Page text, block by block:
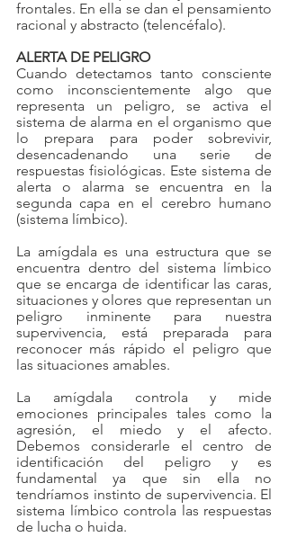
frontales. En ella se dan el pensamiento
racional y abstracto (telencéfalo).
ALERTA DE PELIGRO
Cuando detectamos tanto consciente
como inconscientemente algo que
representa un peligro, se activa el
sistema de alarma en el organismo que
lo prepara para poder sobrevivir,
desencadenando una serie de
respuestas fisiológicas. Este sistema de
alerta o alarma se encuentra en la
segunda capa en el cerebro humano
(sistema límbico).
La amígdala es una estructura que se
encuentra dentro del sistema límbico
que se encarga de identificar las caras,
situaciones y olores que representan un
peligro inminente para nuestra
supervivencia, está preparada para
reconocer más rápido el peligro que
las situaciones amables.
La amígdala controla y mide
emociones principales tales como la
agresión, el miedo y el afecto.
Debemos considerarle el centro de
identificación del peligro y es
fundamental ya que sin ella no
tendríamos instinto de supervivencia. El
sistema límbico controla las respuestas
de lucha o huida.